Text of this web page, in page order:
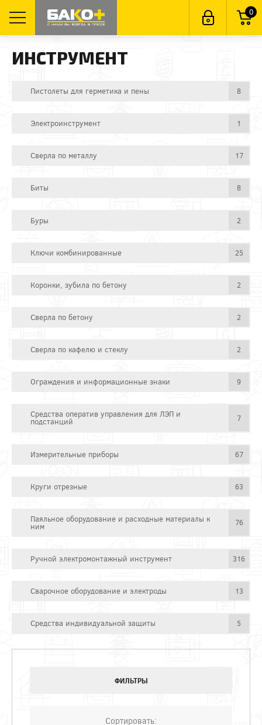
0
ИНСТРУМЕНТ
Пистолеты для герметика и пены 8
Электроинструмент 1
Сверла по металлу 17
Биты 8
Буры 2
Ключи комбинированные 25
Коронки, зубила по бетону 2
Сверла по бетону 2
Сверла по кафелю и стеклу 2
Ограждения и информационные знаки 9
Средства оператив управления для ЛЭП и
подстанций 7
Измерительные приборы 67
Круги отрезные 63
Паяльное оборудование и расходные материалы к
ним 76
Ручной электромонтажный инструмент 316
Сварочное оборудование и электроды 13
Средства индивидуальной защиты 5
ФИЛЬТРЫ
Сортировать: